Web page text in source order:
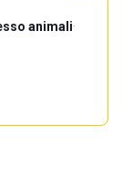
animali·